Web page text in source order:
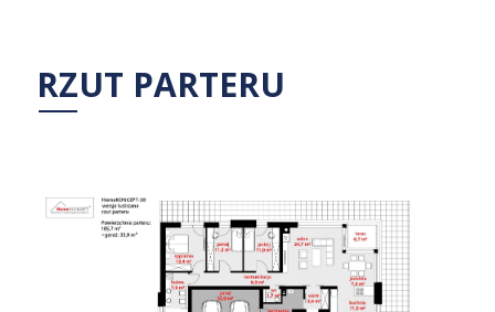
RZUT PARTERU